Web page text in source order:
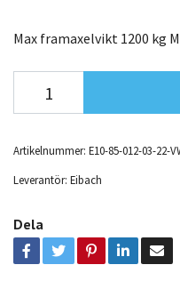
Max framaxelvikt 1200 kg
Artikelnummer: E10-85-012-03-22-
Leverantör: Eibach
Dela